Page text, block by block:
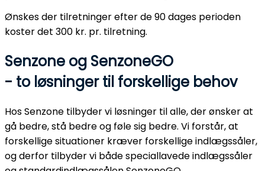
Ønskes der tilretninger efter de 90 dages perioden
koster det 300 kr. pr. tilretning.
Senzone og SenzoneGO
- to løsninger til forskellige behov
Hos Senzone tilbyder vi løsninger til alle, der ønsker at
gå bedre, stå bedre og føle sig bedre. Vi forstår, at
forskellige situationer kræver forskellige indlægssåler,
og derfor tilbyder vi både speciallavede indlægssåler